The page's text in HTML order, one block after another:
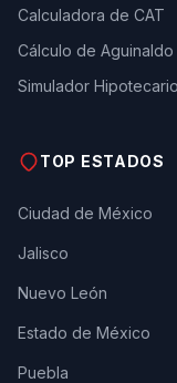
Calculadora de CAT
Cálculo de Aguinaldo
Simulador Hipotecario
TOP ESTADOS
Ciudad de México
Jalisco
Nuevo León
Estado de México
Puebla